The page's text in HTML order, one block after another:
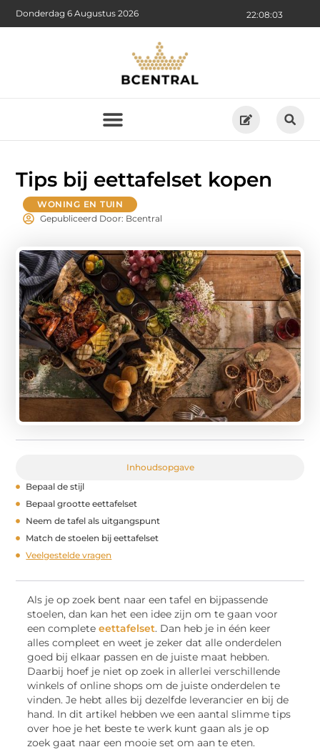
22:08:05
Donderdag 6 Augustus 2026
Tips bij eettafelset kopen
WONING EN TUIN
Gepubliceerd Door: Bcentral
Inhoudsopgave
Bepaal de stijl
Bepaal grootte eettafelset
Neem de tafel als uitgangspunt
Match de stoelen bij eettafelset
Veelgestelde vragen
Als je op zoek bent naar een tafel en bijpassende
stoelen, dan kan het een idee zijn om te gaan voor
een completeeettafelset. Dan heb je in één keer
alles compleet en weet je zeker dat alle onderdelen
goed bij elkaar passen en de juiste maat hebben.
Daarbij hoef je niet op zoek in allerlei verschillende
winkels of online shops om de juiste onderdelen te
vinden. Je hebt alles bij dezelfde leverancier en bij de
hand. In dit artikel hebben we een aantal slimme tips
over hoe je het beste te werk kunt gaan als je op
zoek gaat naar een mooie set om aan te eten.